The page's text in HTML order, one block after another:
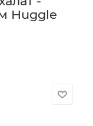
Huggle